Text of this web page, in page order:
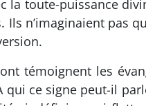
la toute-puissance
Ils n’imaginaient pas
témoignent les
qui ce signe peut-il